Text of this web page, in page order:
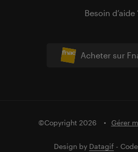
Acheter sur
Besoin d’aide
©Copyright 2026 Gérer
Design by Datagif -